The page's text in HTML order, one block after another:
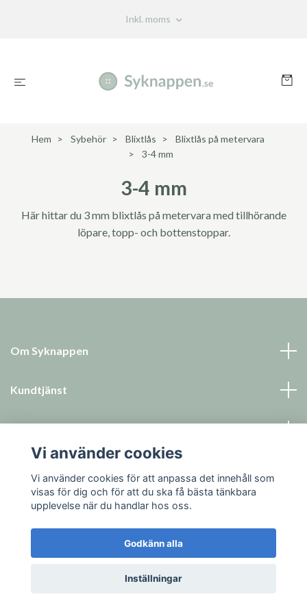
Inkl. moms
Hem Sybehör Blixtlås
Blixtlås på metervara
3-4 mm
3-4 mm
Här hittar du 3 mm blixtlås på metervara med tillhörande
löpare, topp- och bottenstoppar.
Om Syknappen
Kundtjänst
Vi använder cookies
Vi använder cookies för att anpassa det innehåll som
visas för dig och för att du ska få bästa tänkbara
upplevelse när du handlar hos oss.
Godkänn alla
Inställningar